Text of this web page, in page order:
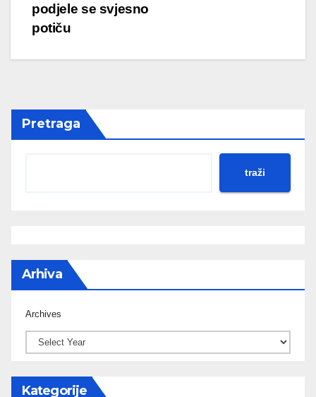
podjele se svjesno
potiču
Pretraga
traži
Arhiva
Archives
Kategorije